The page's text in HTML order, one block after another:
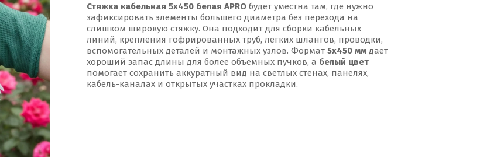
Стяжка кабельная 5x450 белая APRO будет уместна там, где нужно
зафиксировать элементы большего диаметра без перехода на
слишком широкую стяжку. Она подходит для сборки кабельных
линий, крепления гофрированных труб, легких шлангов, проводки,
вспомогательных деталей и монтажных узлов. Формат 5x450 мм дает
хороший запас длины для более объемных пучков, а белый цвет
помогает сохранить аккуратный вид на светлых стенах, панелях,
кабель-каналах и открытых участках прокладки.